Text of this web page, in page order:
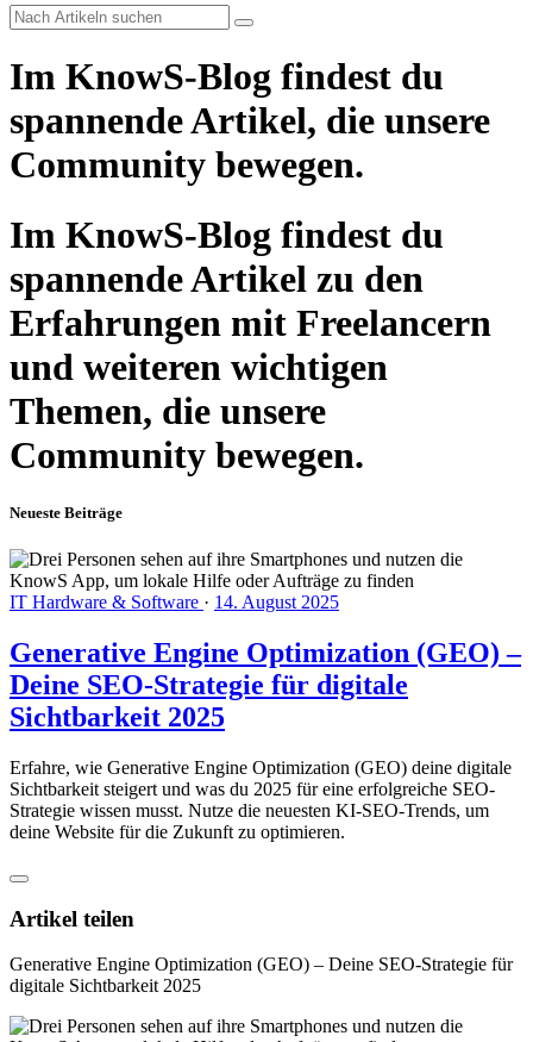
Im KnowS-Blog findest du
spannende Artikel, die unsere
Community bewegen.
Im KnowS-Blog findest du
spannende Artikel zu den
Erfahrungen mit Freelancern
und weiteren wichtigen
Themen, die unsere
Community bewegen.
Neueste Beiträge
IT Hardware & Software · 14. August 2025
Generative Engine Optimization (GEO) –
Deine SEO-Strategie für digitale
Sichtbarkeit 2025
Erfahre, wie Generative Engine Optimization (GEO) deine digitale
Sichtbarkeit steigert und was du 2025 für eine erfolgreiche SEO-
Strategie wissen musst. Nutze die neuesten KI-SEO-Trends, um
deine Website für die Zukunft zu optimieren.
Artikel teilen
Generative Engine Optimization (GEO) – Deine SEO-Strategie für
digitale Sichtbarkeit 2025